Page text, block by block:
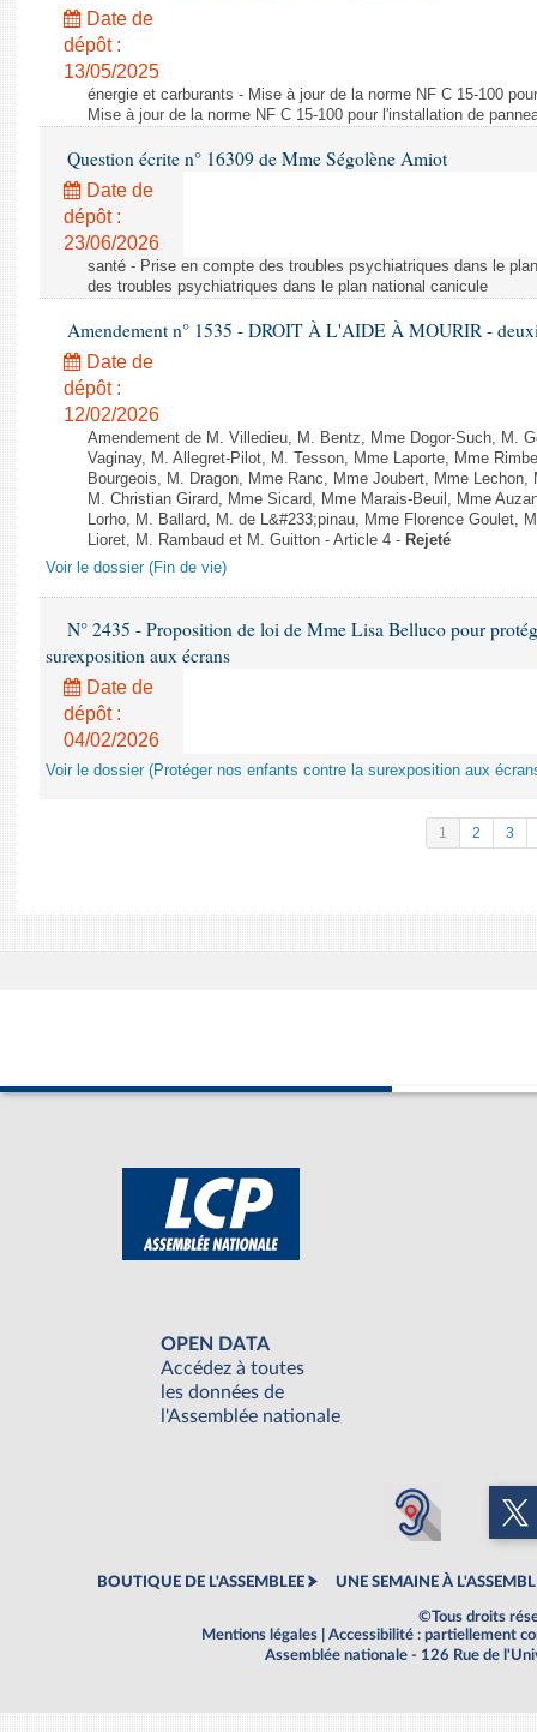
Date de
dépôt :
13/05/2025
énergie et carburants - Mise à jour de la norme NF C 15-100
Mise à jour de la norme NF C 15-100 pour l'installation de
Question écrite n° 16309 de Mme Ségolène Amiot
Date de
dépôt :
23/06/2026
santé - Prise en compte des troubles psychiatriques dans le
des troubles psychiatriques dans le plan national canicule
Amendement n° 1535 - DROIT À L'AIDE À MOURIR -
Date de
dépôt :
12/02/2026
Amendement de M. Villedieu, M. Bentz, Mme Dogor-Such, M.
Vaginay, M. Allegret-Pilot, M. Tesson, Mme Laporte, Mme
Bourgeois, M. Dragon, Mme Ranc, Mme Joubert, Mme
M. Christian Girard, Mme Sicard, Mme Marais-Beuil, Mme
Lorho, M. Ballard, M. de L&#233;pinau, Mme Florence Goulet,
Lioret, M. Rambaud et M. Guitton - Article 4 - Rejeté
Voir le dossier (Fin de vie)
N° 2435 - Proposition de loi de Mme Lisa Belluco pour
surexposition aux écrans
Date de
dépôt :
04/02/2026
Voir le dossier (Protéger nos enfants contre la surexposition aux
1 2 3
OPEN DATA
Accédez à toutes
les données de
l'Assemblée nationale
BOUTIQUE DE L'ASSEMBLEE UNE SEMAINE À
©Tous droits
Mentions légales
Accessibilité : partiellement
Assemblée nationale - 126 Rue de